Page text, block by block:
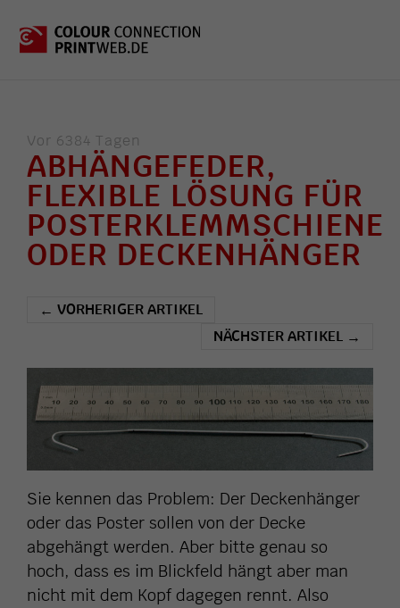
Vor 6384 Tagen
ABHÄNGEFEDER,
FLEXIBLE LÖSUNG FÜR
POSTERKLEMMSCHIENE
ODER DECKENHÄNGER
← VORHERIGER ARTIKEL
NÄCHSTER ARTIKEL →
Sie kennen das Problem: Der Deckenhänger
oder das Poster sollen von der Decke
abgehängt werden. Aber bitte genau so
hoch, dass es im Blickfeld hängt aber man
nicht mit dem Kopf dagegen rennt. Also